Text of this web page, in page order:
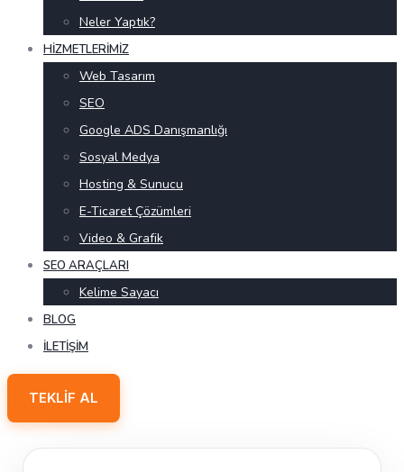
Neler Yaptık?
HIZMETLERIMIZ
Web Tasarım
SEO
Google ADS Danışmanlığı
Sosyal Medya
Hosting & Sunucu
E-Ticaret Çözümleri
Video & Grafik
SEO ARAÇLARI
Kelime Sayacı
BLOG
İLETIŞIM
TEKLIF AL